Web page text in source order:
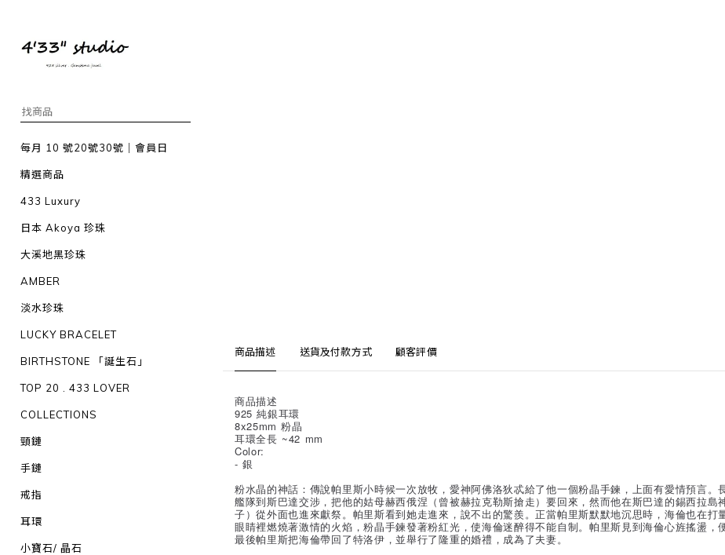
每月 10 號20號30號｜會員日
精選商品
433 Luxury
日本 Akoya 珍珠
大溪地黑珍珠
AMBER
淡水珍珠
LUCKY BRACELET
BIRTHSTONE 「誕生石」
TOP 20 . 433 LOVER
COLLECTIONS
頸鏈
手鏈
戒指
耳環
小寶石/ 晶石
商品描述 送貨及付款方式 顧客評價
商品描述
925 純銀耳環
8x25mm 粉晶
耳環全長 ~42 mm
Color:
- 銀
粉水晶的神話：傳說帕里斯小時候一次放牧，愛神阿佛洛狄忒給了他一個粉晶手鍊，上面有愛情預言
艦隊到斯巴達交涉，把他的姑母赫西俄涅（曾被赫拉克勒斯搶走）要回來，然而他在斯巴達的錫西拉
子）從外面也進來獻祭。帕里斯看到她走進來，說不出的驚羨。正當帕里斯默默地沉思時，海倫也在
眼睛裡燃燒著激情的火焰，粉晶手鍊發著粉紅光，使海倫迷醉得不能自制。帕里斯見到海倫心旌搖盪，
最後帕里斯把海倫帶回了特洛伊，並舉行了隆重的婚禮，成為了夫妻。